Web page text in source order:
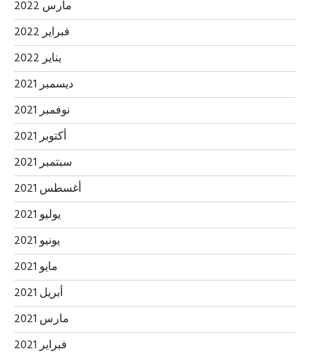
مارس 2022
فبراير 2022
يناير 2022
ديسمبر 2021
نوفمبر 2021
أكتوبر 2021
سبتمبر 2021
أغسطس 2021
يوليو 2021
يونيو 2021
مايو 2021
أبريل 2021
مارس 2021
فبراير 2021